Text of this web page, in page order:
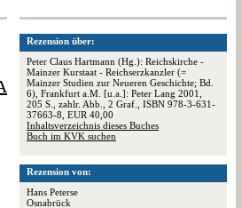
Rezension über:
Peter Claus Hartmann (Hg.): Reichskirche -
Mainzer Kurstaat - Reichserzkanzler (=
Mainzer Studien zur Neueren Geschichte; Bd.
6), Frankfurt a.M. [u.a.]: Peter Lang 2001,
205 S., zahlr. Abb., 2 Graf., ISBN 978-3-631-
37663-8, EUR 40,00
Inhaltsverzeichnis dieses Buches
Buch im KVK suchen
Rezension von:
Hans Peterse
Osnabrück